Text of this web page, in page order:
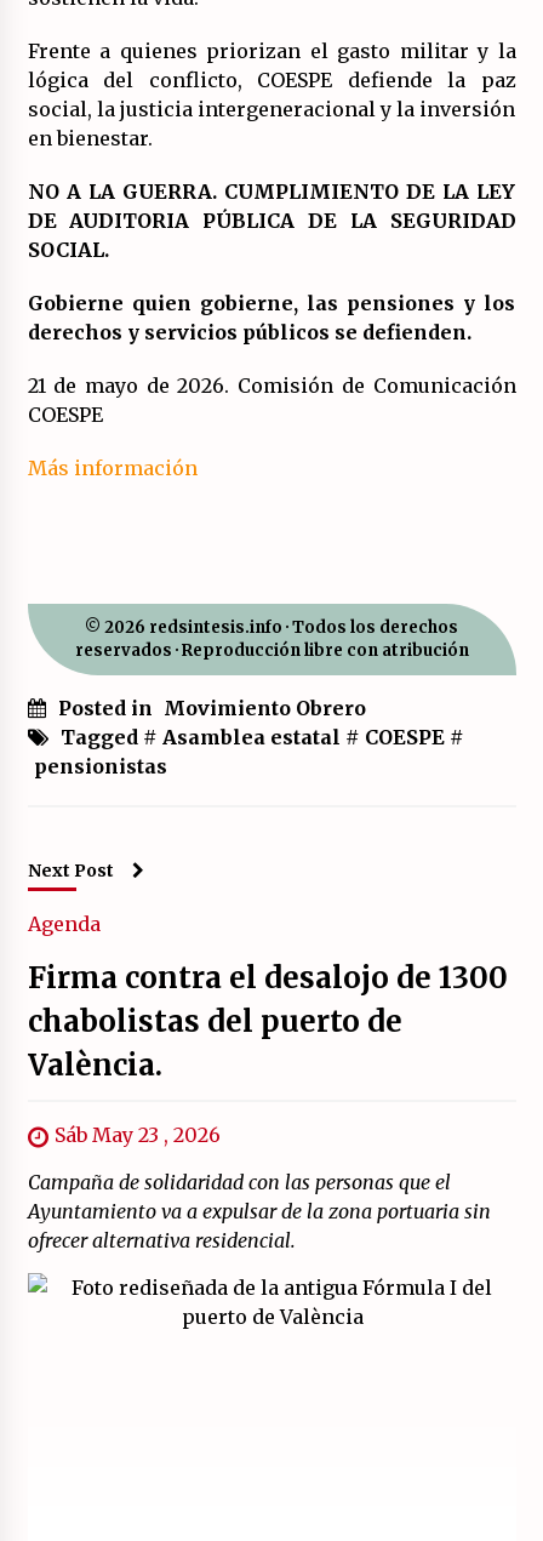
Frente a quienes priorizan el gasto militar y la
lógica del conflicto, COESPE defiende la paz
social, la justicia intergeneracional y la inversión
en bienestar.
NO A LA GUERRA. CUMPLIMIENTO DE LA LEY
DE AUDITORIA PÚBLICA DE LA SEGURIDAD
SOCIAL.
Gobierne quien gobierne, las pensiones y los
derechos y servicios públicos se defienden.
21 de mayo de 2026. Comisión de Comunicación
COESPE
Más información
© 2026 redsintesis.info · Todos los derechos
reservados · Reproducción libre con atribución
Posted in
Movimiento Obrero
Tagged # Asamblea estatal # COESPE#
pensionistas
Next Post
Agenda
Firma contra el desalojo de 1300
chabolistas del puerto de
València.
Sáb May 23 , 2026
Campaña de solidaridad con las personas que el
Ayuntamiento va a expulsar de la zona portuaria sin
ofrecer alternativa residencial.